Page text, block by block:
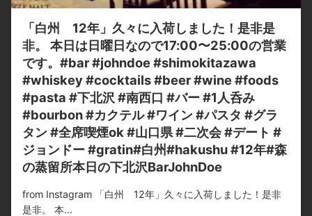
「白州 12年」久々に入荷しました！是非是
非。 本日は日曜日なので17:00〜25:00の営業
です。#bar #johndoe #shimokitazawa
#whiskey #cocktails #beer #wine #foods
#pasta #下北沢 #南西口 #バー #1人呑み
#bourbon #カクテル #ワイン #パスタ #グラ
タン #全席喫煙ok #山口県 #二次会 #デート #
ジョンドー #gratin#白州#hakushu #12年#森
の蒸留所本日の下北沢BarJohnDoe
from Instagram 「白州 12年」久々に入荷しました！是非
是非。 本...